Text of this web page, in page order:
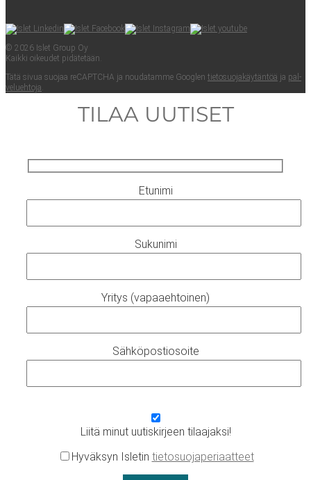
© 2026 Islet Group Oy
Kaik­ki oikeu­det pidätetään.
Tätä sivua suo­jaa reCAPTC­HA ja nou­da­tam­me Googlen tie­to­suo­ja­käy­tän­töä ja pal­
ve­lueh­to­ja.
TILAA UUTISET
Etunimi
Sukunimi
Yritys (vapaaehtoinen)
Sähköpostiosoite
Liitä minut uutiskirjeen tilaajaksi!
Hyväksyn Isletin tietosuojaperiaatteet